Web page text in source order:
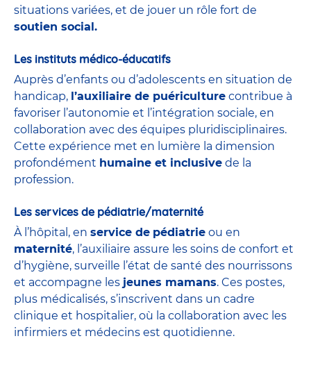
situations variées, et de jouer un rôle fort de
soutien social.
Les instituts médico-éducatifs
Auprès d’enfants ou d’adolescents en situation de
handicap, l’auxiliaire de puériculture contribue à
favoriser l’autonomie et l’intégration sociale, en
collaboration avec des équipes pluridisciplinaires.
Cette expérience met en lumière la dimension
profondément humaine et inclusive de la
profession.
Les services de pédiatrie/maternité
À l’hôpital, en service de pédiatrie ou en
maternité, l’auxiliaire assure les soins de confort et
d’hygiène, surveille l’état de santé des nourrissons
et accompagne les jeunes mamans. Ces postes,
plus médicalisés, s’inscrivent dans un cadre
clinique et hospitalier, où la collaboration avec les
infirmiers et médecins est quotidienne.